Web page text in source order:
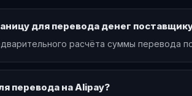
для перевода денег
расчёта суммы перевода
перевода на Alipay?